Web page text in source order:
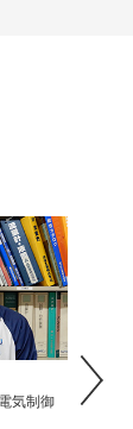
気制御
機械
押出加